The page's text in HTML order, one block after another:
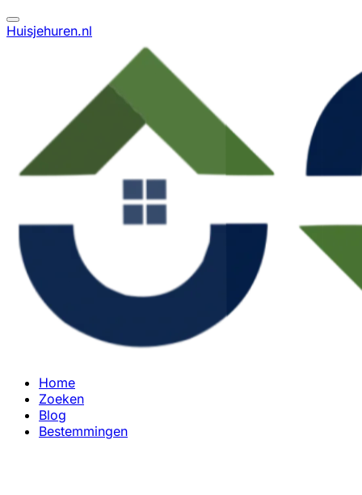
Huisjehuren.nl
Home
Zoeken
Blog
Bestemmingen